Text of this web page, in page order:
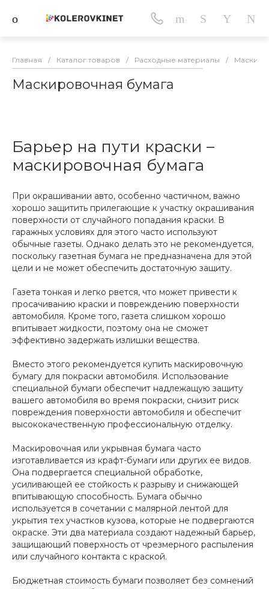
Главная / Каталог товаров / Расходные материалы /
Маскировочная бумага
Барьер на пути краски –
маскировочная бумага
При окрашивании авто, особенно частичном, важно
хорошо защитить прилегающие к участку окрашивания
поверхности от случайного попадания краски. В
гаражных условиях для этого часто используют
обычные газеты. Однако делать это не рекомендуется,
поскольку газетная бумага не предназначена для этой
цели и не может обеспечить достаточную защиту.
Газета тонкая и легко рвется, что может привести к
просачиванию краски и повреждению поверхности
автомобиля. Кроме того, газета слишком хорошо
впитывает жидкости, поэтому она не сможет
эффективно задержать излишки вещества.
Вместо этого рекомендуется купить маскировочную
бумагу для покраски автомобиля. Использование
специальной бумаги обеспечит надлежащую защиту
вашего автомобиля во время покраски, снизит риск
повреждения поверхности автомобиля и обеспечит
высококачественную профессиональную отделку.
Маскировочная или укрывная бумага часто
изготавливается из крафт-бумаги или других ее видов.
Она подвергается специальной обработке,
усиливающей ее стойкость к разрыву и снижающей
впитывающую способность. Бумага обычно
используется в сочетании с малярной лентой для
укрытия тех участков кузова, которые не подвергаются
окраске. Эти два материала создают надежный барьер,
защищающий поверхность от чрезмерного распыления
или случайного контакта с краской.
Бюджетная стоимость бумаги позволяет без сомнений